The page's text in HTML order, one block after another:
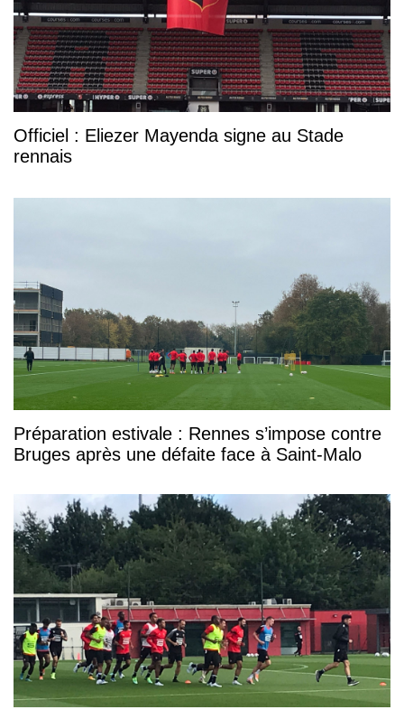
Officiel : Eliezer Mayenda signe au Stade
rennais
Préparation estivale : Rennes s’impose contre
Bruges après une défaite face à Saint-Malo